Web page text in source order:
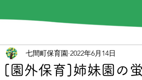
[園外保育]姉妹園の
七間町保育園 2022年6月14日